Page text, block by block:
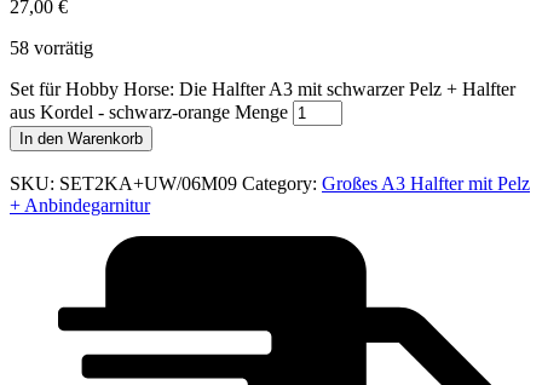
27,00 €
58 vorrätig
Set für Hobby Horse: Die Halfter A3 mit schwarzer Pelz + Halfter
aus Kordel - schwarz-orange Menge
In den Warenkorb
SKU: SET2KA+UW/06M09 Category: Großes A3 Halfter mit Pelz
+ Anbindegarnitur